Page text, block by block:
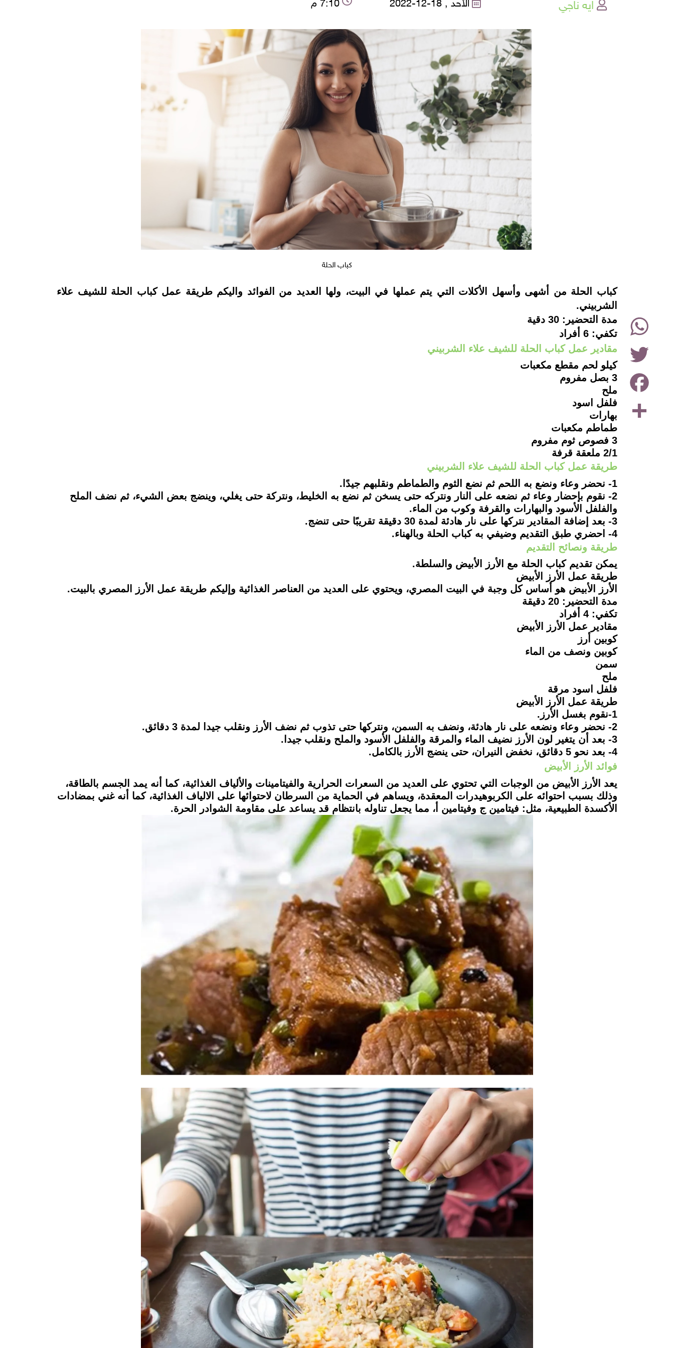
كباب الحلة
Share
Facebook
Twitter
WhatsApp
instagramكباب الحلة من أشهى وأسهل الأكلات التي يتم عملها في البيت، ولها العديد من الفوائد واليكم طريقة عمل كباب الحلة للشيف علاء
الشربيني.
مدة التحضير: 30 دقية
تكفي: 6 أفراد
مقادير عمل كباب الحلة للشيف علاء الشربيني
كيلو لحم مقطع مكعبات
3 بصل مفروم
ملح
فلفل اسود
بهارات
طماطم مكعبات
3 فصوص ثوم مفروم
2/1 ملعقة قرفة
طريقة عمل كباب الحلة للشيف علاء الشربيني
1- نحضر وعاء ونضع به اللحم ثم نضع الثوم والطماطم ونقلبهم جيدًا.
2- نقوم بإحضار وعاء ثم نضعه على النار ونتركه حتى يسخن ثم نضع به الخليط، ونتركة حتى يغلي، وينضج بعض الشيء، ثم نضف الملح
والفلفل الأسود والبهارات والقرفة وكوب من الماء.
3- بعد إضافة المقادير نتركها على نار هادئة لمدة 30 دقيقة تقريبًا حتى تنضج.
4- احضري طبق التقديم وضيفي به كباب الحلة وبالهناء.
طريقة ونصائح التقديم
يمكن تقديم كباب الحلة مع الأرز الأبيض والسلطة.
طريقة عمل الأرز الأبيض
الأرز الأبيض هو أساس كل وجبة في البيت المصري، ويحتوي على العديد من العناصر الغذائية وإليكم طريقة عمل الأرز المصري بالبيت.
مدة التحضير: 20 دقيقة
تكفي: 4 أفراد
مقادير عمل الأرز الأبيض
كوبين أرز
كوبين ونصف من الماء
سمن
ملح
فلفل اسود مرقة
طريقة عمل الأرز الأبيض
1-نقوم بغسل الأرز.
2- نحضر وعاء ونضعه على نار هادئة، ونضف به السمن، ونتركها حتى تذوب ثم نضف الأرز ونقلب جيدا لمدة 3 دقائق.
3- بعد أن يتغير لون الأرز نضيف الماء والمرقة والفلفل الأسود والملح ونقلب جيدا.
4- بعد نحو 5 دقائق، نخفض النيران، حتى ينضج الأرز بالكامل.
فوائد الأرز الأبيض
يعد الأرز الأبيض من الوجبات التي تحتوي على العديد من السعرات الحرارية والفيتامينات والألياف الغذائية، كما أنه يمد الجسم بالطاقة،
وذلك بسبب احتوائه على الكربوهيدرات المعقدة، ويساهم في الحماية من السرطان لاحتوائها على الالياف الغذائية، كما أنه غني بمضادات
الأكسدة الطبيعية، مثل: فيتامين ج وفيتامين أ، مما يجعل تناوله بانتظام قد يساعد على مقاومة الشوادر الحرة.